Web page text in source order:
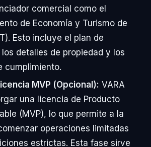
comercial como el
de Economía y Turismo de
Esto incluye el plan de
detalles de propiedad y los
cumplimiento.
MVP (Opcional): VARA
una licencia de Producto
(MVP), lo que permite a la
operaciones limitadas
estrictas. Esta fase sirve